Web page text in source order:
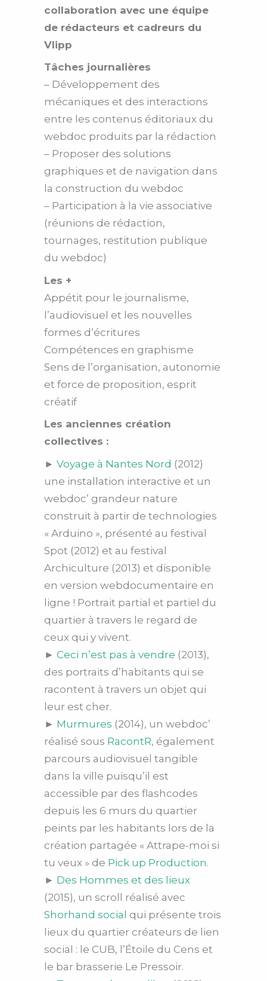
collaboration avec une équipe
de rédacteurs et cadreurs du
Vlipp
Tâches journalières
– Développement des
mécaniques et des interactions
entre les contenus éditoriaux du
webdoc produits par la rédaction
– Proposer des solutions
graphiques et de navigation dans
la construction du webdoc
– Participation à la vie associative
(réunions de rédaction,
tournages, restitution publique
du webdoc)
Les +
Appétit pour le journalisme,
l’audiovisuel et les nouvelles
formes d’écritures
Compétences en graphisme
Sens de l’organisation, autonomie
et force de proposition, esprit
créatif
Les anciennes création
collectives :
► Voyage à Nantes Nord (2012)
une installation interactive et un
webdoc’ grandeur nature
construit à partir de technologies
« Arduino », présenté au festival
Spot (2012) et au festival
Archiculture (2013) et disponible
en version webdocumentaire en
ligne ! Portrait partial et partiel du
quartier à travers le regard de
ceux qui y vivent.
► Ceci n’est pas à vendre (2013),
des portraits d’habitants qui se
racontent à travers un objet qui
leur est cher.
► Murmures (2014), un webdoc’
réalisé sous RacontR, également
parcours audiovisuel tangible
dans la ville puisqu’il est
accessible par des flashcodes
depuis les 6 murs du quartier
peints par les habitants lors de la
création partagée « Attrape-moi si
tu veux » de Pick up Production.
► Des Hommes et des lieux
(2015), un scroll réalisé avec
Shorhand social qui présente trois
lieux du quartier créateurs de lien
social : le CUB, l’Étoile du Cens et
le bar brasserie Le Pressoir.